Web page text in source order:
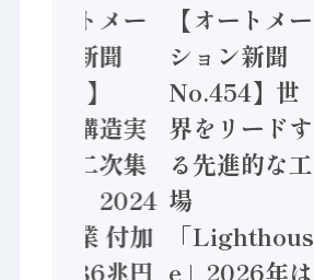
【オートメー
ション新聞
No.455】
「経済構造実
態調査二次集
計結果」2024
年製造業 付加
価値額86兆円
【オートメー
ション新聞
No.454】世
界をリードす
る先進的な工
場
「Lighthous
e」2026年は